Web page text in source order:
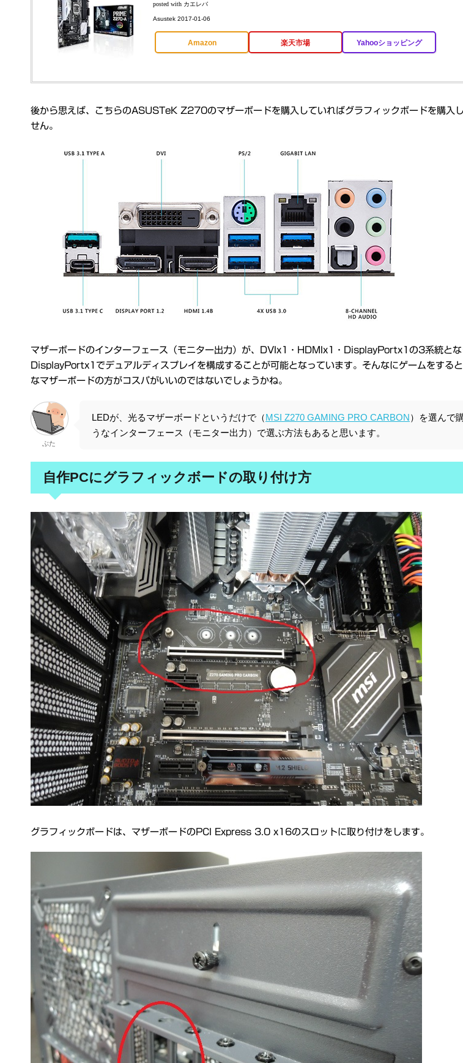
posted with カエレバ
Asustek 2017-01-06
Amazon 楽天市場 Yahooショッピング
後から思えば、こちらのASUSTeK Z270のマザーボードを購入していればグラフィックボードを購入
せん。
マザーボードのインターフェース（モニター出力）が、DVIx1・HDMIx1・DisplayPortx1の3系統とな
DisplayPortx1でデュアルディスプレイを構成することが可能となっています。そんなにゲームをする
なマザーボードの方がコスパがいいのではないでしょうかね。
ぶた
LEDが、光るマザーボードというだけで（MSI Z270 GAMING PRO CARBON）を選んで
うなインターフェース（モニター出力）で選ぶ方法もあると思います。
自作PCにグラフィックボードの取り付け方
グラフィックボードは、マザーボードのPCI Express 3.0 x16のスロットに取り付けをします。